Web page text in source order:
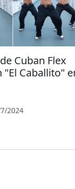
Cuban Flex
"El Caballito"
2024